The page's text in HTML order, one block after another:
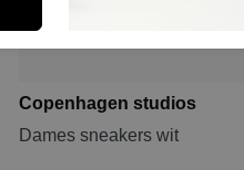
Copenhagen studios
Dames sneakers wit